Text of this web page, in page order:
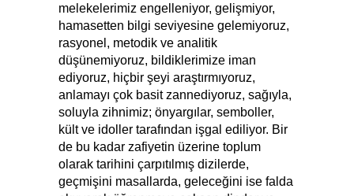
melekelerimiz engelleniyor, gelişmiyor,
hamasetten bilgi seviyesine gelemiyoruz,
rasyonel, metodik ve analitik
düşünemiyoruz, bildiklerimize iman
ediyoruz, hiçbir şeyi araştırmıyoruz,
anlamayı çok basit zannediyoruz, sağıyla,
soluyla zihnimiz; önyargılar, semboller,
kült ve idoller tarafından işgal ediliyor. Bir
de bu kadar zafiyetin üzerine toplum
olarak tarihini çarpıtılmış dizilerde,
geçmişini masallarda, geleceğini ise falda